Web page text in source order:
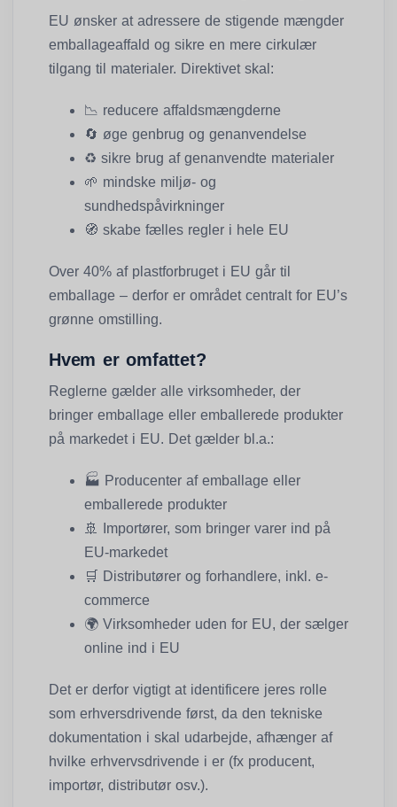
EU ønsker at adressere de stigende mængder
emballageaffald og sikre en mere cirkulær
tilgang til materialer. Direktivet skal:
📉 reducere affaldsmængderne
🔄 øge genbrug og genanvendelse
♻️ sikre brug af genanvendte materialer
🌱 mindske miljø- og
sundhedspåvirkninger
🧭 skabe fælles regler i hele EU
Over 40% af plastforbruget i EU går til
emballage – derfor er området centralt for EU’s
grønne omstilling.
Hvem er omfattet?
Reglerne gælder alle virksomheder, der
bringer emballage eller emballerede produkter
på markedet i EU. Det gælder bl.a.:
🏭 Producenter af emballage eller
emballerede produkter
🚢
Importører, som bringer varer ind på
EU-markedet
🛒 Distributører og forhandlere, inkl. e-
commerce
🌍 Virksomheder uden for EU, der sælger
online ind i EU
Det er derfor vigtigt at identificere jeres rolle
som erhversdrivende først, da den tekniske
dokumentation i skal udarbejde, afhænger af
hvilke erhvervsdrivende i er (fx producent,
importør, distributør osv.).